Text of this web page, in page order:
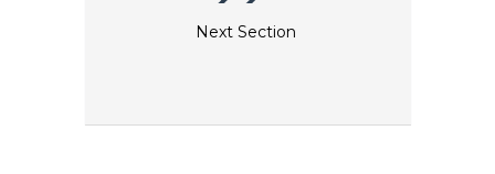
Next Section